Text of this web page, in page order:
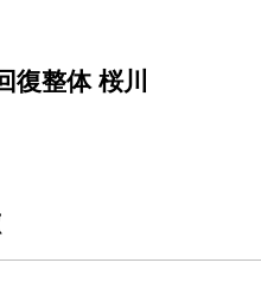
整体 桜川